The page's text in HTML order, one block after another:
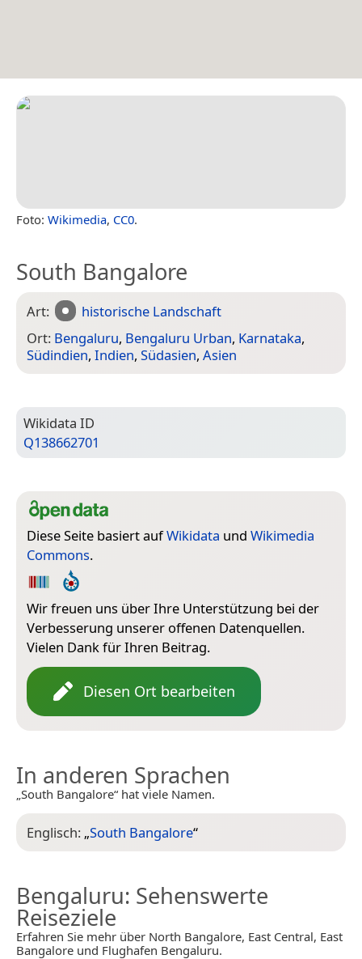
Foto: Wikimedia, CC0.
South Bangalore
Art:
historische Landschaft
Ort: Bengaluru, Bengaluru Urban, Karnataka,
Südindien, Indien, Südasien, Asien
Wiki­data ID
Q138662701
Diese Seite basiert aufWikidata und Wikimedia
Commons.
Wir freuen uns über Ihre Unterstützung bei der
Verbesserung unserer offenen Datenquellen.
Vielen Dank für Ihren Beitrag.
Diesen Ort bearbeiten
In anderen Sprachen
„South Bangalore“ hat viele Namen.
Englisch: „South Bangalore“
Bengaluru: Sehenswerte
Reiseziele
Erfahren Sie mehr über North Bangalore, East Central, East
Bangalore und Flughafen Bengaluru.